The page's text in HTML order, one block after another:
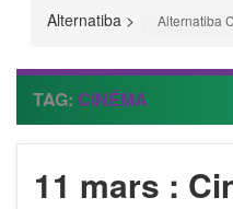
Alternatiba > Alternatiba
TAG: CINÉMA
11 mars :